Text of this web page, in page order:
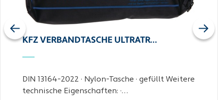
KFZ VERBANDTASCHE ULTRATR…
DIN 13164-2022 · Nylon-Tasche · gefüllt Weitere
technische Eigenschaften: ·…
Previous Next